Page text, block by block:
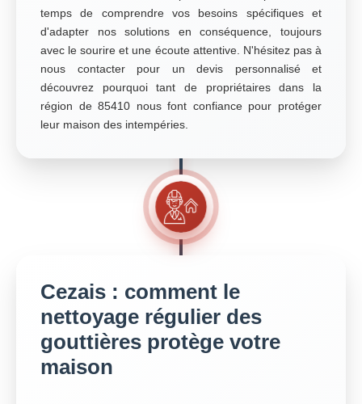
temps de comprendre vos besoins spécifiques et
d'adapter nos solutions en conséquence, toujours
avec le sourire et une écoute attentive. N'hésitez pas à
nous contacter pour un devis personnalisé et
découvrez pourquoi tant de propriétaires dans la
région de 85410 nous font confiance pour protéger
leur maison des intempéries.
Cezais : comment le
nettoyage régulier des
gouttières protège votre
maison